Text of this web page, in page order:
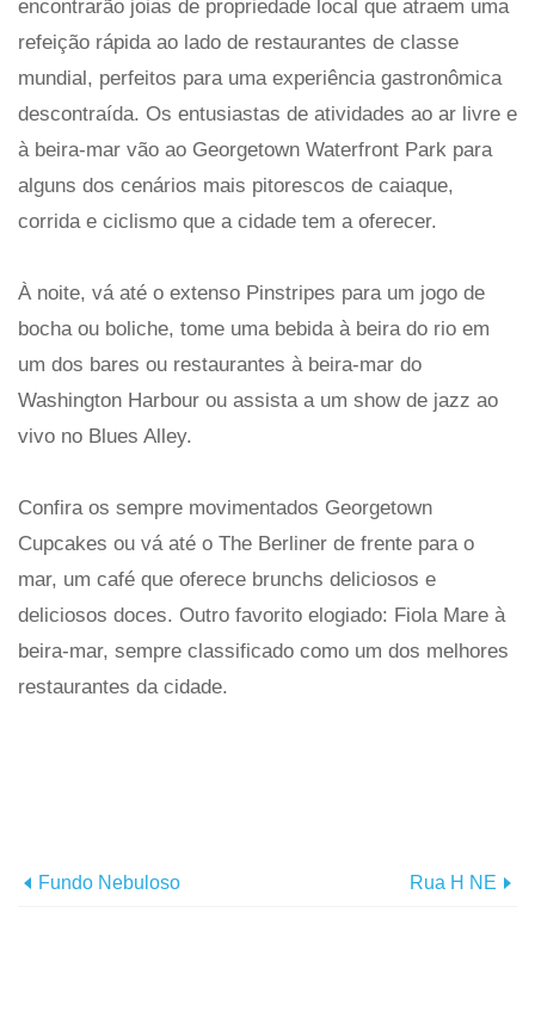
encontrarão joias de propriedade local que atraem uma
refeição rápida ao lado de restaurantes de classe
mundial, perfeitos para uma experiência gastronômica
descontraída. Os entusiastas de atividades ao ar livre e
à beira-mar vão ao Georgetown Waterfront Park para
alguns dos cenários mais pitorescos de caiaque,
corrida e ciclismo que a cidade tem a oferecer.
À noite, vá até o extenso Pinstripes para um jogo de
bocha ou boliche, tome uma bebida à beira do rio em
um dos bares ou restaurantes à beira-mar do
Washington Harbour ou assista a um show de jazz ao
vivo no Blues Alley.
Confira os sempre movimentados Georgetown
Cupcakes ou vá até o The Berliner de frente para o
mar, um café que oferece brunchs deliciosos e
deliciosos doces. Outro favorito elogiado: Fiola Mare à
beira-mar, sempre classificado como um dos melhores
restaurantes da cidade.
Fundo Nebuloso Rua H NE